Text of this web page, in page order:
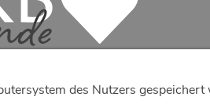
des Nutzers